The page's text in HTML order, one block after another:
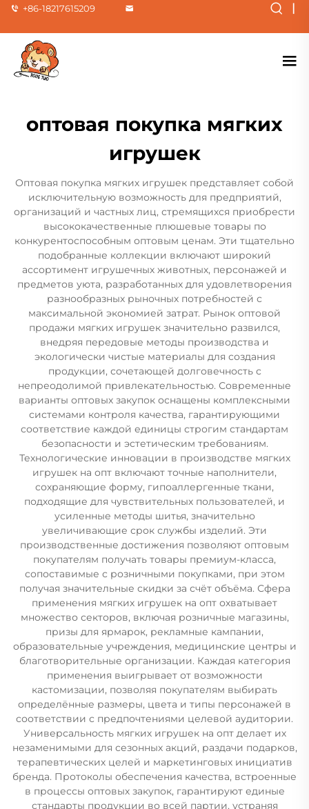
+86-18217615209 |
оптовая покупка мягких
игрушек
Оптовая покупка мягких игрушек представляет собой
исключительную возможность для предприятий,
организаций и частных лиц, стремящихся приобрести
высококачественные плюшевые товары по
конкурентоспособным оптовым ценам. Эти тщательно
подобранные коллекции включают широкий
ассортимент игрушечных животных, персонажей и
предметов уюта, разработанных для удовлетворения
разнообразных рыночных потребностей с
максимальной экономией затрат. Рынок оптовой
продажи мягких игрушек значительно развился,
внедряя передовые методы производства и
экологически чистые материалы для создания
продукции, сочетающей долговечность с
непреодолимой привлекательностью. Современные
варианты оптовых закупок оснащены комплексными
системами контроля качества, гарантирующими
соответствие каждой единицы строгим стандартам
безопасности и эстетическим требованиям.
Технологические инновации в производстве мягких
игрушек на опт включают точные наполнители,
сохраняющие форму, гипоаллергенные ткани,
подходящие для чувствительных пользователей, и
усиленные методы шитья, значительно
увеличивающие срок службы изделий. Эти
производственные достижения позволяют оптовым
покупателям получать товары премиум-класса,
сопоставимые с розничными покупками, при этом
получая значительные скидки за счёт объёма. Сфера
применения мягких игрушек на опт охватывает
множество секторов, включая розничные магазины,
призы для ярмарок, рекламные кампании,
образовательные учреждения, медицинские центры и
благотворительные организации. Каждая категория
применения выигрывает от возможности
кастомизации, позволяя покупателям выбирать
определённые размеры, цвета и типы персонажей в
соответствии с предпочтениями целевой аудитории.
Универсальность мягких игрушек на опт делает их
незаменимыми для сезонных акций, раздачи подарков,
терапевтических целей и маркетинговых инициатив
бренда. Протоколы обеспечения качества, встроенные
в процессы оптовых закупок, гарантируют единые
стандарты продукции во всей партии, устраняя